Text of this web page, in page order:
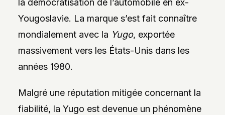
la démocratisation de l’automobile en ex-
Yougoslavie. La marque s’est fait connaître
mondialement avec la Yugo, exportée
massivement vers les États-Unis dans les
années 1980.
Malgré une réputation mitigée concernant la
fiabilité, la Yugo est devenue un phénomène